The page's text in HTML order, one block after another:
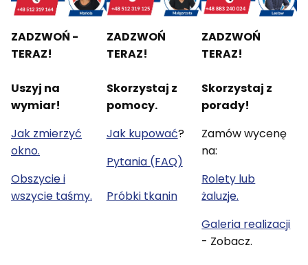
ZADZWOŃ -
TERAZ!
Uszyj na
wymiar!
Jak zmierzyć
okno.
Obszycie i
wszycie taśmy.
ZADZWOŃ
TERAZ!
Skorzystaj z
pomocy.
Jak kupować?
Pytania (FAQ)
Próbki tkanin
ZADZWOŃ
TERAZ!
Skorzystaj z
porady!
Zamów wycenę
na:
Rolety lub
żaluzje.
Galeria realizacji
- Zobacz.